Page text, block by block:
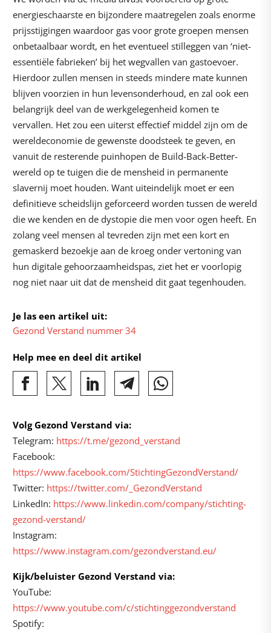
energieschaarste en bijzondere maatregelen zoals enorme
prijsstijgingen waardoor gas voor grote groepen mensen
onbetaalbaar wordt, en het eventueel stilleggen van ‘niet-
essentiële fabrieken’ bij het wegvallen van gastoevoer.
Hierdoor zullen mensen in steeds mindere mate kunnen
blijven voorzien in hun levensonderhoud, en zal ook een
belangrijk deel van de werkgelegenheid komen te
vervallen. Het zou een uiterst effectief middel zijn om de
wereldeconomie de gewenste doodsteek te geven, en
vanuit de resterende puinhopen de Build-Back-Better-
wereld op te tuigen die de mensheid in permanente
slavernij moet houden. Want uiteindelijk moet er een
definitieve scheidslijn geforceerd worden tussen de wereld
die we kenden en de dystopie die men voor ogen heeft. En
zolang veel mensen al tevreden zijn met een kort en
gemaskerd bezoekje aan de kroeg onder vertoning van
hun digitale gehoorzaamheidspas, ziet het er voorlopig
nog niet naar uit dat de mensheid dit gaat tegenhouden.
Je las een artikel uit:
Gezond Verstand nummer 34
Help mee en deel dit artikel
Volg Gezond Verstand via:
Telegram: https://t.me/gezond_verstand
Facebook:
https://www.facebook.com/StichtingGezondVerstand/
Twitter: https://twitter.com/_GezondVerstand
LinkedIn: https://www.linkedin.com/company/stichting-
gezond-verstand/
Instagram:
https://www.instagram.com/gezondverstand.eu/
Kijk/beluister Gezond Verstand via:
YouTube:
https://www.youtube.com/c/stichtinggezondverstand
Spotify: